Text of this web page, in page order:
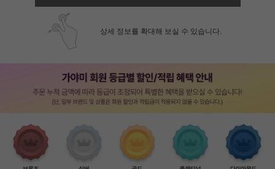
상세 정보를 확대해 보실 수 있습니다.